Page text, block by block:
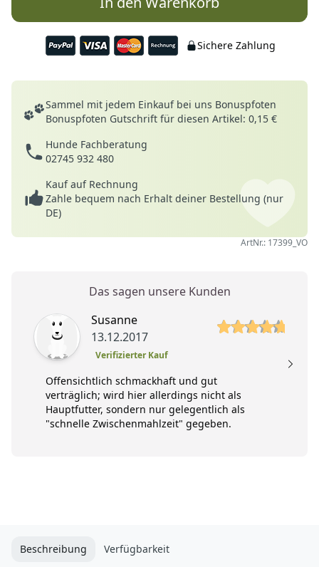
Sichere Zahlung
Deine Vorteile
Sammel mit jedem Einkauf bei uns Bonuspfoten
Bonuspfoten Gutschrift für diesen Artikel: 0,15 €
Hunde Fachberatung
02745 932 480
Kauf auf Rechnung
Zahle bequem nach Erhalt deiner Bestellung (nur
DE)
ArtNr.: 17399_VO
Das sagen unsere Kunden
Susanne
13.12.2017
Verifizierter Kauf
5 von 5 Sterne
Offensichtlich schmackhaft und gut
verträglich; wird hier allerdings nicht als
Hauptfutter, sondern nur gelegentlich als
"schnelle Zwischenmahlzeit" gegeben.
Beschreibung
Verfügbarkeit